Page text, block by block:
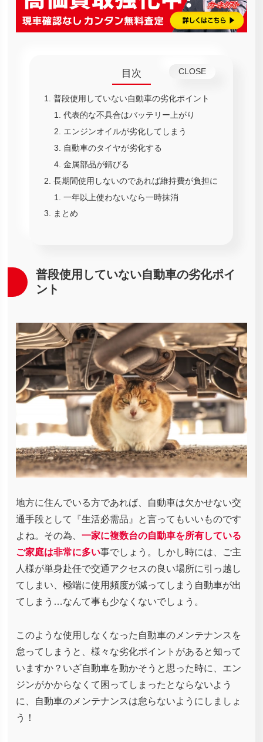
目次
普段使用していない自動車の劣化ポイント
代表的な不具合はバッテリー上がり
エンジンオイルが劣化してしまう
自動車のタイヤが劣化する
金属部品が錆びる
長期間使用しないのであれば維持費が負担に
一年以上使わないなら一時抹消
まとめ
普段使用していない自動車の劣化ポイ
ント
地方に住んでいる方であれば、自動車は欠かせない交
通手段として『生活必需品』と言ってもいいものです
よね。その為、 一家に複数台の自動車を所有している
ご家庭は非常に多い事でしょう。しかし時には、ご主
人様が単身赴任で交通アクセスの良い場所に引っ越し
てしまい、極端に使用頻度が減ってしまう自動車が出
てしまう…なんて事も少なくないでしょう。
このような使用しなくなった自動車のメンテナンスを
怠ってしまうと、様々な劣化ポイントがあると知って
いますか？いざ自動車を動かそうと思った時に、エン
ジンがかからなくて困ってしまったとならないよう
に、自動車のメンテナンスは怠らないようにしましょ
う！